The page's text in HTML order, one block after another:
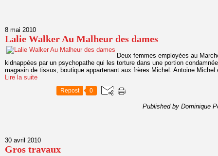
8 mai 2010
Lalie Walker Au Malheur des dames
Deux femmes employées au
kidnappées par un psychopathe qui les torture dans une portion
magasin de tissus, boutique appartenant aux frères Michel. Antoine Michel
Lire la suite
Repost 0
Published by Dominique
30 avril 2010
Gros travaux